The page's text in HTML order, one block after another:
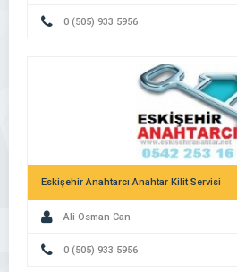
0 (505) 933 5956
Eskişehir Anahtarcı Anahtar Kilit Servisi
Ali Osman Can
0 (505) 933 5956